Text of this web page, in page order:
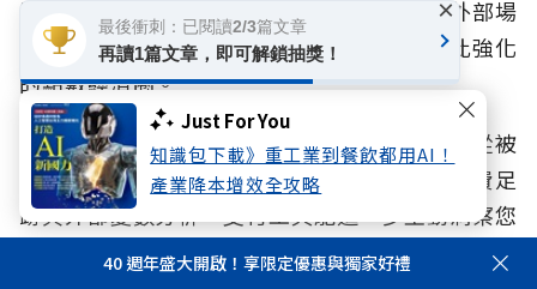
Just For You
知識包下載》重工業到餐飲都用AI！
產業降本增效全攻略
深卡友與其他金融服務的連結，一方面串接外部場
景與跨業合作，共同組成一個持續流動、彼此強化
的點數經濟圈。
林榮華強調，玉山更長遠的目標是讓支付工具從被
動回饋，進化為「主動預測」。「透過即時消費足
跡與外部變數分析，支付工具能進一步主動洞察您
的消費偏好，精準推薦符合習慣的卡友優惠，讓支
40 週年盛大開啟！享限定優惠與獨家好禮
最後衝刺：已閱讀2/3篇文章
再讀1篇文章，即可解鎖抽獎！
×